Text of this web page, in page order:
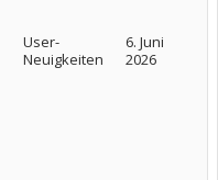
User-
Neuigkeiten
6. Juni
2026